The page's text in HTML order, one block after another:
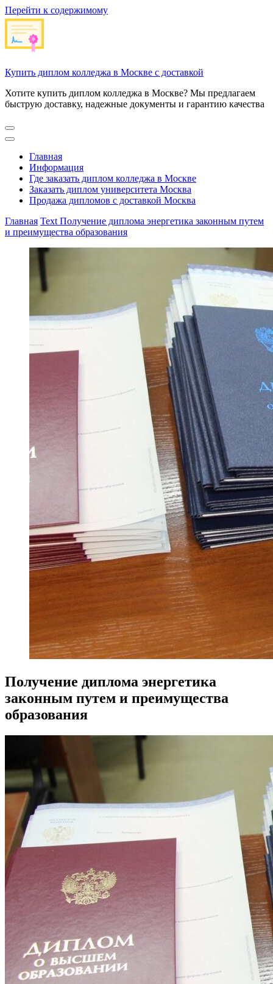
Перейти к содержимому
Купить диплом колледжа в Москве с доставкой
Хотите купить диплом колледжа в Москве? Мы предлагаем
быструю доставку, надежные документы и гарантию качества
Главная
Информация
Где заказать диплом колледжа в Москве
Заказать диплом университета Москва
Продажа дипломов с доставкой Москва
Главная Text Получение диплома энергетика законным путем
и преимущества образования
Получение диплома энергетика
законным путем и преимущества
образования